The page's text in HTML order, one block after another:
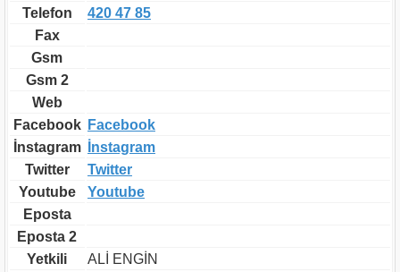
Telefon
420 47 85
Fax
Gsm
Gsm 2
Web
Facebook Facebook
İnstagram
İnstagram
Twitter
Twitter
Youtube
Youtube
Eposta
Eposta 2
Yetkili
ALİ ENGİN